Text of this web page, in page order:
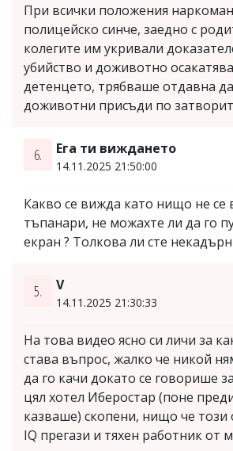
При всички положения
полицейско синче, заедно с
колегите им укривали
убийство и доживотно
детенцето, трябваше отдавна да
доживотни присъди по
6. Ега ти виждането
14.11.2025 21:50:00
Какво се вижда като нищо не се
тъпанари, не можахте ли да го
екран ? Толкова ли сте
5. V
14.11.2025 21:30:33
На това видео ясно си личи за
става въпрос, жалко че никой
да го качи докато се говорише
цял хотел Иберостар (поне
казваше) скопени, нищо че този
IQ прегази и тяхен работник от